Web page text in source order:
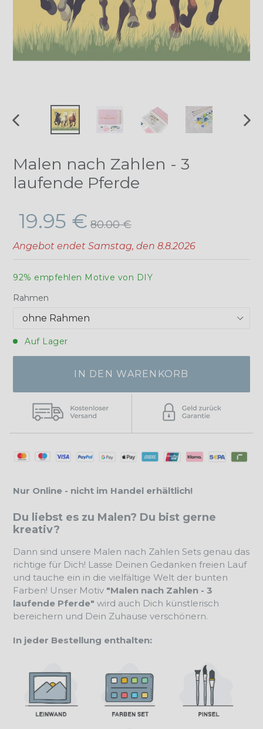
VORHERIGER
Malen nach Zahlen - 3
laufende Pferde
Normaler
Preis
19.95 € 80.00 €
Angebot endet Samstag, den 8.8.2026
92% empfehlen Motive von DIY
Rahmen
Auf Lager
IN DEN WARENKORB
Nur Online - nicht im Handel erhältlich!
Du liebst es zu Malen? Du bist gerne
kreativ?
Dann sind unsere Malen nach Zahlen Sets genau das
richtige für Dich! Lasse Deinen Gedanken freien Lauf
und tauche ein in die vielfältige Welt der bunten
Farben! Unser Motiv "Malen nach Zahlen - 3
laufende Pferde" wird auch Dich künstlerisch
bereichern und Dein Zuhause verschönern.
In jeder Bestellung enthalten: